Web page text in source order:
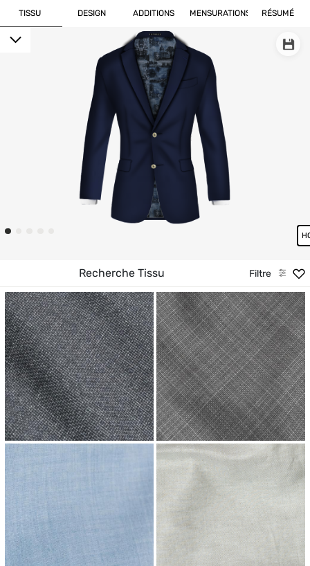
TISSU DESIGN ADDITIONS MENSURATIONS RÉSUMÉ
Filtre